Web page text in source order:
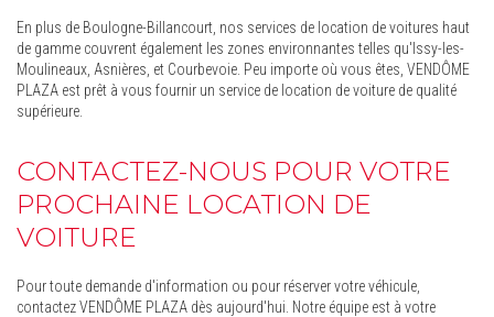
En plus de Boulogne-Billancourt, nos services de location de voitures haut
de gamme couvrent également les zones environnantes telles qu'Issy-les-
Moulineaux, Asnières, et Courbevoie. Peu importe où vous êtes, VENDÔME
PLAZA est prêt à vous fournir un service de location de voiture de qualité
supérieure.
CONTACTEZ-NOUS POUR VOTRE
PROCHAINE LOCATION DE
VOITURE
Pour toute demande d'information ou pour réserver votre véhicule,
contactez VENDÔME PLAZA dès aujourd'hui. Notre équipe est à votre